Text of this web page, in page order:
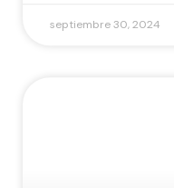
septiembre 30, 2024